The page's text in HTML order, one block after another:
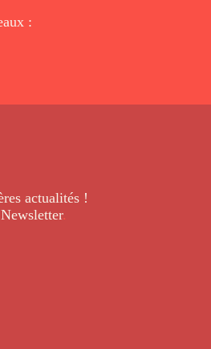
:
actualités !
.